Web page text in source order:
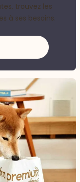
trouvez les
à ses besoins.